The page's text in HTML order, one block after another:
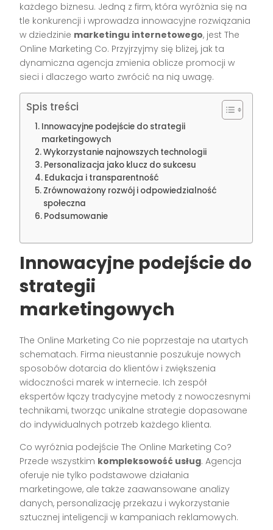
każdego biznesu. Jedną z firm, która wyróżnia się na
tle konkurencji i wprowadza innowacyjne rozwiązania
w dziedzinie marketingu internetowego, jest The
Online Marketing Co. Przyjrzyjmy się bliżej, jak ta
dynamiczna agencja zmienia oblicze promocji w
sieci i dlaczego warto zwrócić na nią uwagę.
Spis treści
Innowacyjne podejście do strategii
marketingowych
Wykorzystanie najnowszych technologii
Personalizacja jako klucz do sukcesu
Edukacja i transparentność
Zrównoważony rozwój i odpowiedzialność
społeczna
Podsumowanie
Innowacyjne podejście do
strategii
marketingowych
The Online Marketing Co nie poprzestaje na utartych
schematach. Firma nieustannie poszukuje nowych
sposobów dotarcia do klientów i zwiększenia
widoczności marek w internecie. Ich zespół
ekspertów łączy tradycyjne metody z nowoczesnymi
technikami, tworząc unikalne strategie dopasowane
do indywidualnych potrzeb każdego klienta.
Co wyróżnia podejście The Online Marketing Co?
Przede wszystkim kompleksowość usług. Agencja
oferuje nie tylko podstawowe działania
marketingowe, ale także zaawansowane analizy
danych, personalizację przekazu i wykorzystanie
sztucznej inteligencji w kampaniach reklamowych.